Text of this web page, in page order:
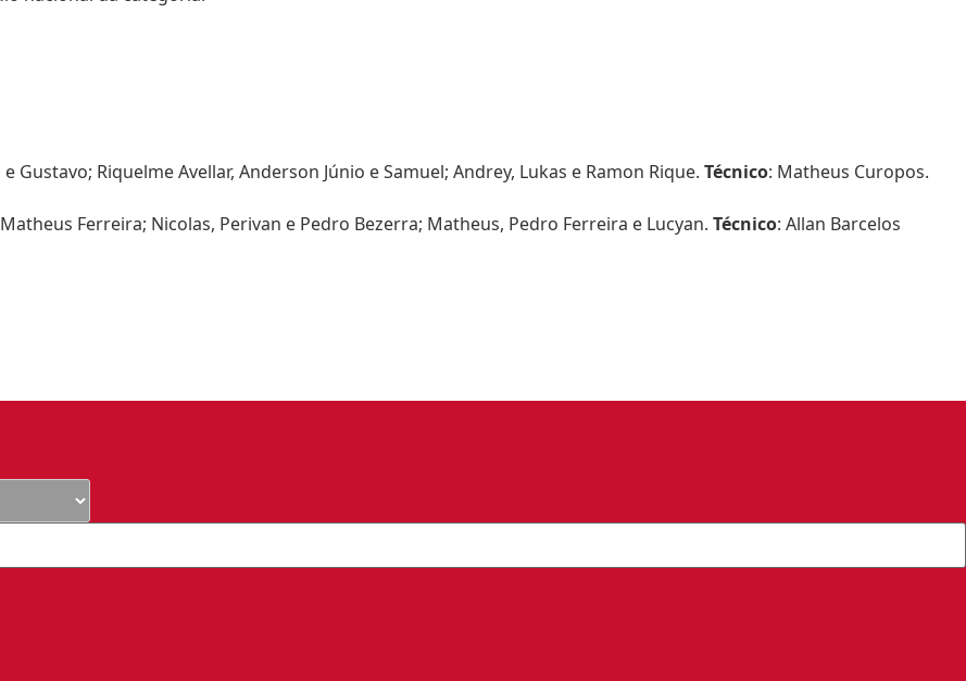
Riquelme Avellar, Anderson Júnio e Samuel; Andrey, Lukas e Ramon Rique. Técnico: Matheus Curopos.
Ferreira; Nicolas, Perivan e Pedro Bezerra; Matheus, Pedro Ferreira e Lucyan. Técnico: Allan Barcelos